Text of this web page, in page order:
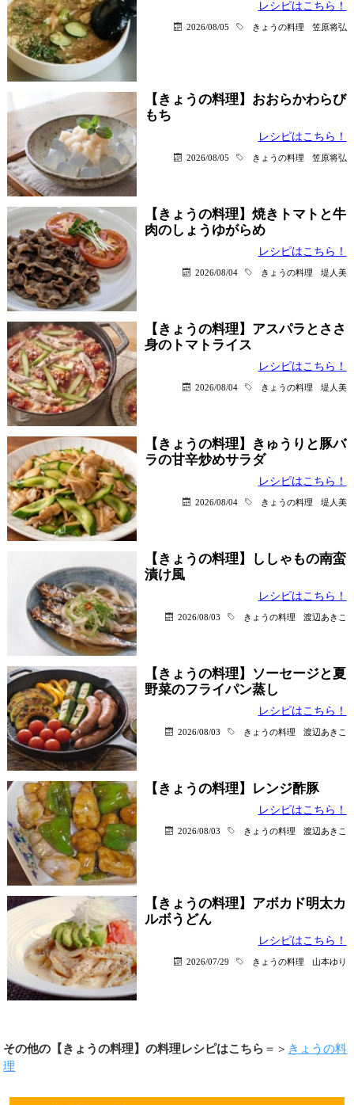
レシピはこちら！
2026/08/05 きょうの料理 笠原将弘
【きょうの料理】おおらかわらび
もち
レシピはこちら！
2026/08/05 きょうの料理 笠原将弘
【きょうの料理】焼きトマトと牛
肉のしょうゆがらめ
レシピはこちら！
2026/08/04 きょうの料理 堤人美
【きょうの料理】アスパラとささ
身のトマトライス
レシピはこちら！
2026/08/04 きょうの料理 堤人美
【きょうの料理】きゅうりと豚バ
ラの甘辛炒めサラダ
レシピはこちら！
2026/08/04 きょうの料理 堤人美
【きょうの料理】ししゃもの南蛮
漬け風
レシピはこちら！
2026/08/03 きょうの料理 渡辺あきこ
【きょうの料理】ソーセージと夏
野菜のフライパン蒸し
レシピはこちら！
2026/08/03 きょうの料理 渡辺あきこ
【きょうの料理】レンジ酢豚
レシピはこちら！
2026/08/03 きょうの料理 渡辺あきこ
【きょうの料理】アボカド明太カ
ルボうどん
レシピはこちら！
2026/07/29 きょうの料理 山本ゆり
その他の【きょうの料理】の料理レシピはこちら ＝＞ きょうの料
理